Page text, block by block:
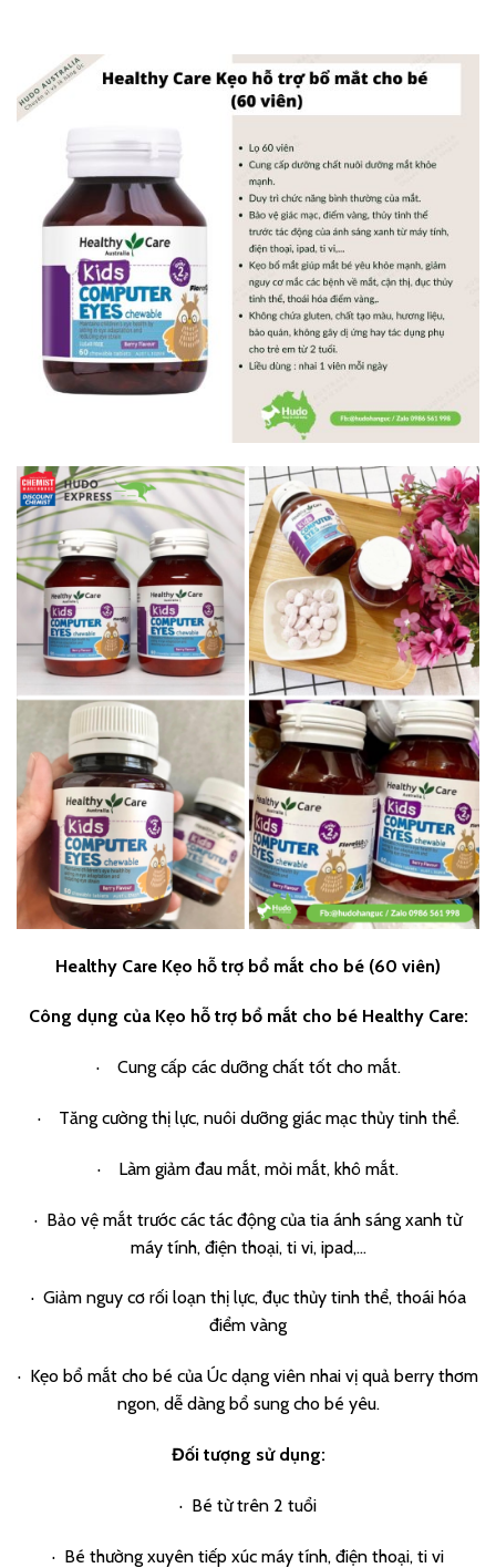
Healthy Care Kẹo hỗ trợ bổ mắt cho bé (60 viên)
Công dụng của Kẹo hỗ trợ bổ mắt cho bé Healthy Care:
· Cung cấp các dưỡng chất tốt cho mắt.
· Tăng cường thị lực, nuôi dưỡng giác mạc thủy tinh thể.
· Làm giảm đau mắt, mỏi mắt, khô mắt.
· Bảo vệ mắt trước các tác động của tia ánh sáng xanh từ
máy tính, điện thoại, ti vi, ipad,…
· Giảm nguy cơ rối loạn thị lực, đục thủy tinh thể, thoái hóa
điểm vàng
· Kẹo bổ mắt cho bé của Úc dạng viên nhai vị quả berry thơm
ngon, dễ dàng bổ sung cho bé yêu.
Đối tượng sử dụng:
· Bé từ trên 2 tuổi
· Bé thường xuyên tiếp xúc máy tính, điện thoại, ti vi